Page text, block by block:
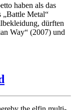
haben als das
„Battle Metal“
dürften
Way“ (2007) und